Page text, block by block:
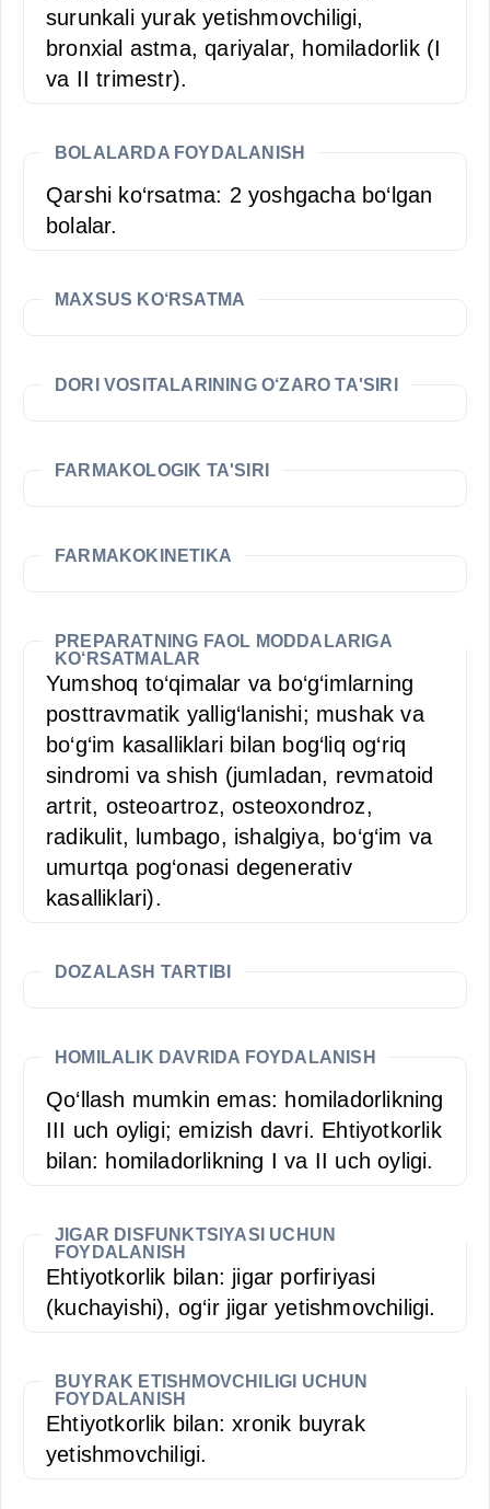
surunkali yurak yetishmovchiligi,
bronxial astma, qariyalar, homiladorlik (I
va II trimestr).
BOLALARDA FOYDALANISH
Qarshi ko‘rsatma: 2 yoshgacha bo‘lgan
bolalar.
MAXSUS KO‘RSATMA
DORI VOSITALARINING O‘ZARO TA'SIRI
FARMAKOLOGIK TA'SIRI
FARMAKOKINETIKA
PREPARATNING FAOL MODDALARIGA
KO‘RSATMALAR
Yumshoq to‘qimalar va bo‘g‘imlarning
posttravmatik yallig‘lanishi; mushak va
bo‘g‘im kasalliklari bilan bog‘liq og‘riq
sindromi va shish (jumladan, revmatoid
artrit, osteoartroz, osteoxondroz,
radikulit, lumbago, ishalgiya, bo‘g‘im va
umurtqa pog‘onasi degenerativ
kasalliklari).
DOZALASH TARTIBI
HOMILALIK DAVRIDA FOYDALANISH
Qo‘llash mumkin emas: homiladorlikning
III uch oyligi; emizish davri. Ehtiyotkorlik
bilan: homiladorlikning I va II uch oyligi.
JIGAR DISFUNKTSIYASI UCHUN
FOYDALANISH
Ehtiyotkorlik bilan: jigar porfiriyasi
(kuchayishi), og‘ir jigar yetishmovchiligi.
BUYRAK ETISHMOVCHILIGI UCHUN
FOYDALANISH
Ehtiyotkorlik bilan: xronik buyrak
yetishmovchiligi.